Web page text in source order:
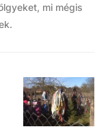
mi mégis